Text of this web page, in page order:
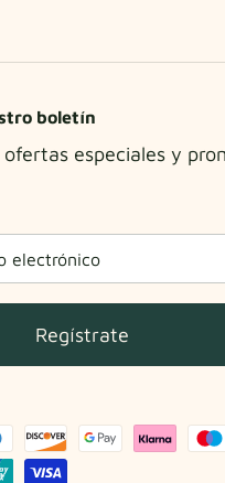
boletín
especiales y
Regístrate